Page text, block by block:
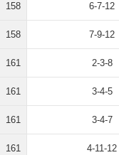
158 6-7-12
158 7-9-12
161 2-3-8
161 3-4-5
161 3-4-7
161 4-11-12